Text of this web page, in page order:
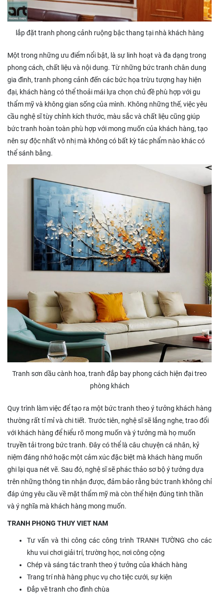
lắp đặt tranh phong cảnh ruộng bậc thang tại nhà khách hàng
Một trong những ưu điểm nổi bật, là sự linh hoạt và đa dạng trong
phong cách, chất liệu và nội dung. Từ những bức tranh chân dung
gia đình, tranh phong cảnh đến các bức họa trừu tượng hay hiện
đại, khách hàng có thể thoải mái lựa chọn chủ đề phù hợp với gu
thẩm mỹ và không gian sống của mình. Không những thế, việc yêu
cầu nghệ sĩ tùy chỉnh kích thước, màu sắc và chất liệu cũng giúp
bức tranh hoàn toàn phù hợp với mong muốn của khách hàng, tạo
nên sự độc nhất vô nhị mà không có bất kỳ tác phẩm nào khác có
thể sánh bằng.
Tranh sơn dầu cành hoa, tranh đắp bay phong cách hiện đại treo
phòng khách
Quy trình làm việc để tạo ra một bức tranh theo ý tưởng khách hàng
thường rất tỉ mỉ và chi tiết. Trước tiên, nghệ sĩ sẽ lắng nghe, trao đổi
với khách hàng để hiểu rõ mong muốn và ý tưởng mà họ muốn
truyền tải trong bức tranh. Đây có thể là câu chuyện cá nhân, kỷ
niệm đáng nhớ hoặc một cảm xúc đặc biệt mà khách hàng muốn
ghi lại qua nét vẽ. Sau đó, nghệ sĩ sẽ phác thảo sơ bộ ý tưởng dựa
trên những thông tin nhận được, đảm bảo rằng bức tranh không chỉ
đáp ứng yêu cầu về mặt thẩm mỹ mà còn thể hiện đúng tinh thần
và ý nghĩa mà khách hàng mong muốn.
TRANH PHONG THUY VIET NAM
Tư vấn và thi công các công trình TRANH TƯỜNG cho các
khu vui chơi giải trí, trường học, nơi công cộng
Chép và sáng tác tranh theo ý tưởng của khách hàng
Trang trí nhà hàng phục vụ cho tiệc cưới, sự kiện
Đắp vẽ tranh cho đình chùa